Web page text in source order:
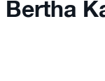
Bertha